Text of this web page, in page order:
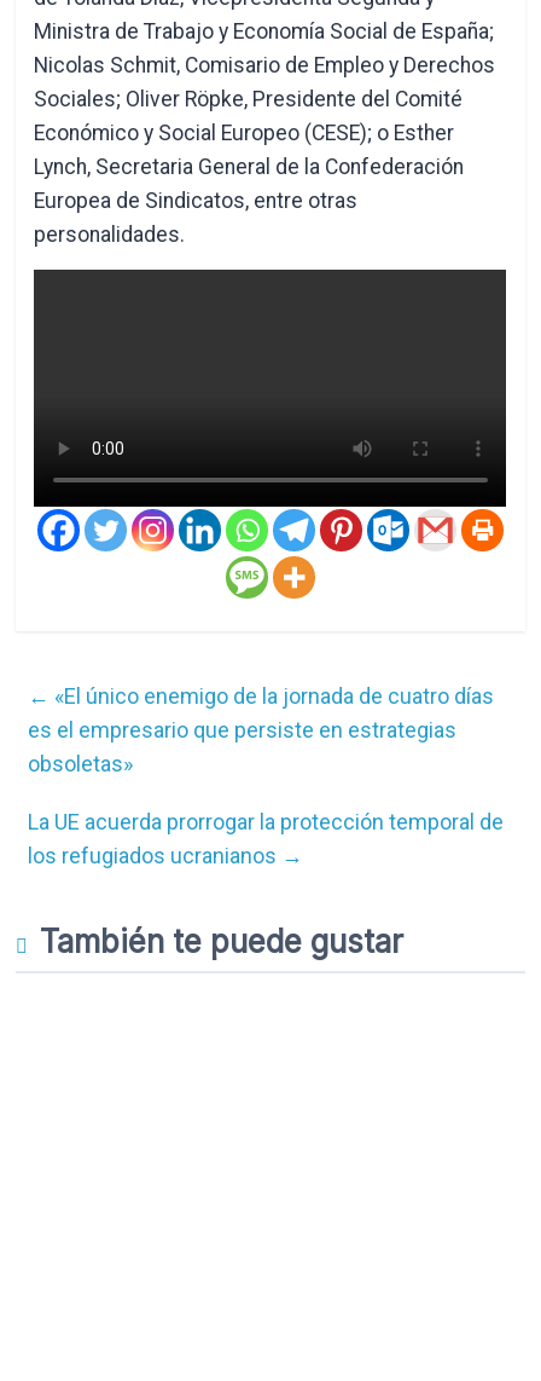
Ministra de Trabajo y Economía Social de España;
Nicolas Schmit, Comisario de Empleo y Derechos
Sociales; Oliver Röpke, Presidente del Comité
Económico y Social Europeo (CESE); o Esther
Lynch, Secretaria General de la Confederación
Europea de Sindicatos, entre otras
personalidades.
← «El único enemigo de la jornada de cuatro días
es el empresario que persiste en estrategias
obsoletas»
La UE acuerda prorrogar la protección temporal de
los refugiados ucranianos →
También te puede gustar